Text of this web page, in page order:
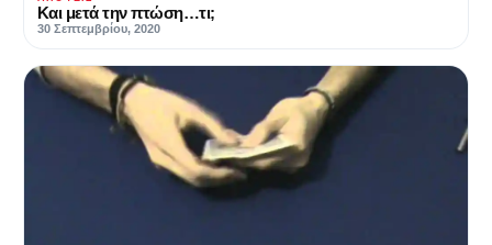
Και μετά την πτώση…τι;
30 Σεπτεμβρίου, 2020